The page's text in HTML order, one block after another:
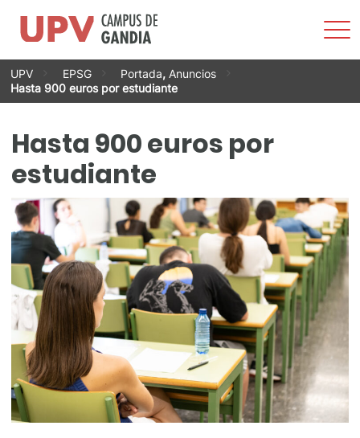
Saltar
contenido
UPV EPSG Portada, Anuncios
Hasta 900 euros por estudiante
Hasta 900 euros por
estudiante